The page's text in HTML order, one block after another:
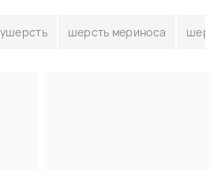
шерсть мериноса